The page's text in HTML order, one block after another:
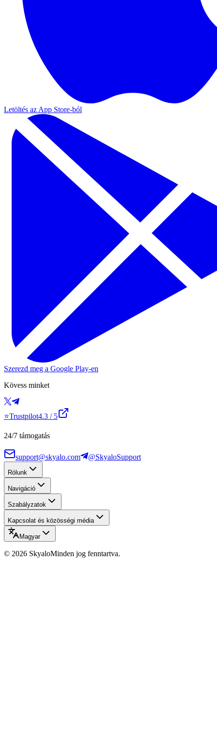
Letöltés az App Store-ból
Szerezd meg a Google Play-en
Kövess minket
⭐Trustpilot4.3 / 5
24/7 támogatás
support@skyalo.com @SkyaloSupport
Rólunk
Navigáció
Szabályzatok
Kapcsolat és közösségi média
Magyar
© 2026 SkyaloMinden jog fenntartva.